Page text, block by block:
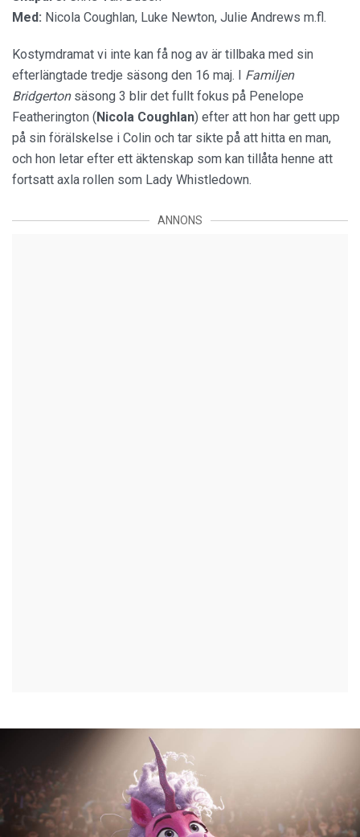
Med: Nicola Coughlan, Luke Newton, Julie Andrews m.fl.
Kostymdramat vi inte kan få nog av är tillbaka med sin
efterlängtade tredje säsong den 16 maj. I Familjen
Bridgerton säsong 3 blir det fullt fokus på Penelope
Featherington ( Nicola Coughlan) efter att hon har gett upp
på sin förälskelse i Colin och tar sikte på att hitta en man,
och hon letar efter ett äktenskap som kan tillåta henne att
fortsatt axla rollen som Lady Whistledown.
ANNONS